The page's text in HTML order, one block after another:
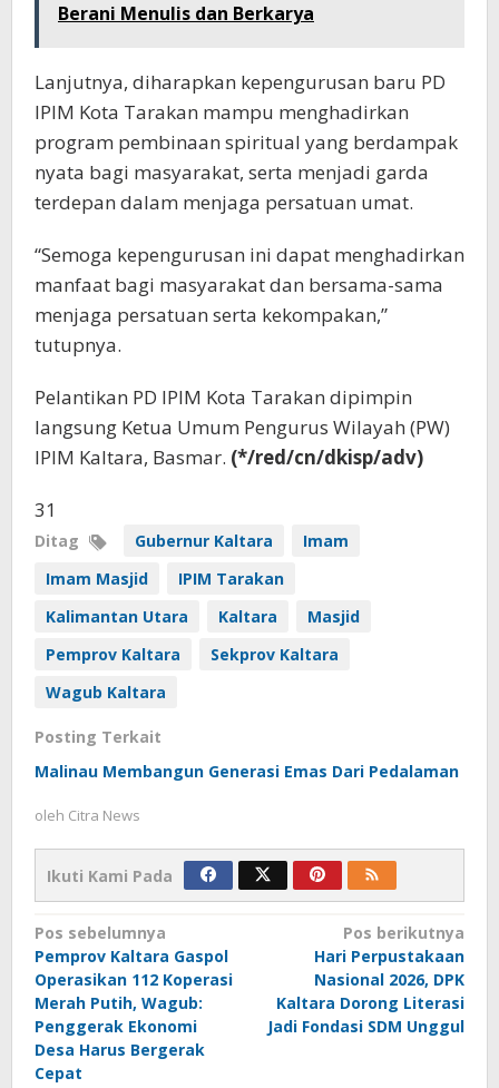
Berani Menulis dan Berkarya
Lanjutnya, diharapkan kepengurusan baru PD
IPIM Kota Tarakan mampu menghadirkan
program pembinaan spiritual yang berdampak
nyata bagi masyarakat, serta menjadi garda
terdepan dalam menjaga persatuan umat.
“Semoga kepengurusan ini dapat menghadirkan
manfaat bagi masyarakat dan bersama-sama
menjaga persatuan serta kekompakan,”
tutupnya.
Pelantikan PD IPIM Kota Tarakan dipimpin
langsung Ketua Umum Pengurus Wilayah (PW)
IPIM Kaltara, Basmar. (*/red/cn/dkisp/adv)
31
Ditag Gubernur Kaltara
Imam
Imam Masjid
IPIM Tarakan
Kalimantan Utara
Kaltara
Masjid
Pemprov Kaltara
Sekprov Kaltara
Wagub Kaltara
Posting Terkait
Malinau Membangun Generasi Emas Dari Pedalaman
oleh Citra News
Ikuti Kami Pada
Navigasi
pos
Pos sebelumnya
Pemprov Kaltara Gaspol
Operasikan 112 Koperasi
Merah Putih, Wagub:
Penggerak Ekonomi
Desa Harus Bergerak
Cepat
Pos berikutnya
Hari Perpustakaan
Nasional 2026, DPK
Kaltara Dorong Literasi
Jadi Fondasi SDM Unggul